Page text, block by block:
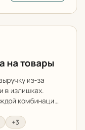
на товары
из-за
в излишках.
комбинаци…
+3